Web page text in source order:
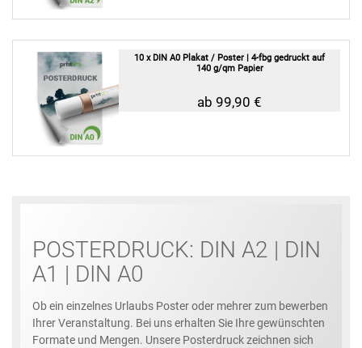
10 x DIN A0 Plakat / Poster | 4-fbg gedruckt auf
140 g/qm Papier
ab 99,90 €
POSTERDRUCK: DIN A2 | DIN
A1 | DIN A0
Ob ein einzelnes Urlaubs Poster oder mehrer zum bewerben
Ihrer Veranstaltung. Bei uns erhalten Sie Ihre gewünschten
Formate und Mengen. Unsere Posterdruck zeichnen sich